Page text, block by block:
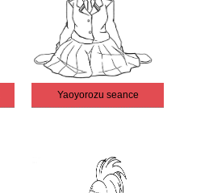
Yaoyorozu seance